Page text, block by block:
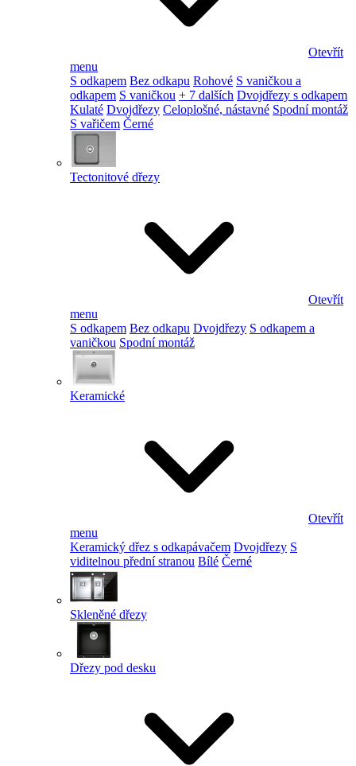
Otevřít
menu
S odkapem Bez odkapu Rohové S vaničkou a
odkapem S vaničkou + 7 dalších Dvojdřezy s odkapem
Kulaté Dvojdřezy Celoplošné, nástavné Spodní montáž
S vařičem Černé
Tectonitové dřezy
Otevřít
menu
S odkapem Bez odkapu Dvojdřezy S odkapem a
vaničkou Spodní montáž
Keramické
Otevřít
menu
Keramický dřez s odkapávačem Dvojdřezy S
viditelnou přední stranou Bílé Černé
Skleněné dřezy
Dřezy pod desku